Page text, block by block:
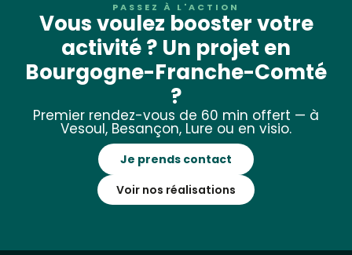
PASSEZ À L'ACTION
Vous voulez booster votre
activité ? Un projet en
Bourgogne-Franche-Comté
?
Premier rendez-vous de 60 min offert — à
Vesoul, Besançon, Lure ou en visio.
Je prends contact
Voir nos réalisations